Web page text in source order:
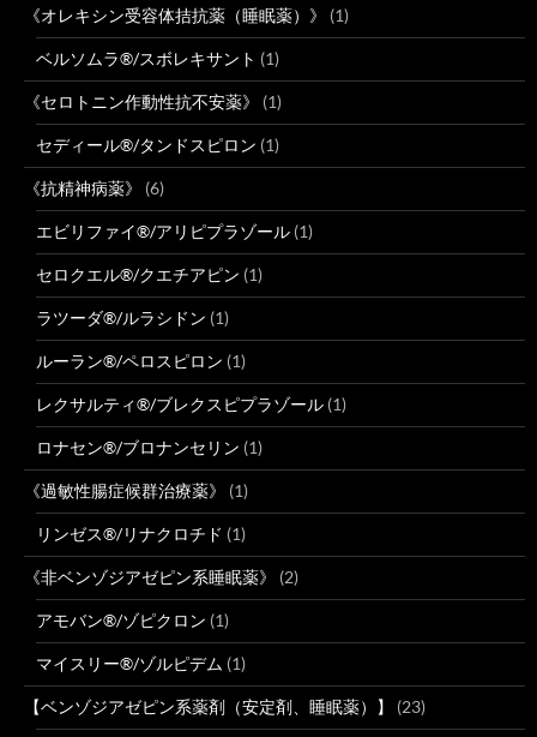
《オレキシン受容体拮抗薬（睡眠薬）》 (1)
ベルソムラ®/スボレキサント (1)
《セロトニン作動性抗不安薬》 (1)
セディール®/タンドスピロン (1)
《抗精神病薬》 (6)
エビリファイ®/アリピプラゾール (1)
セロクエル®/クエチアピン (1)
ラツーダ®/ルラシドン (1)
ルーラン®/ペロスピロン (1)
レクサルティ®/ブレクスピプラゾール (1)
ロナセン®/ブロナンセリン (1)
《過敏性腸症候群治療薬》 (1)
リンゼス®/リナクロチド (1)
《非ベンゾジアゼピン系睡眠薬》 (2)
アモバン®/ゾピクロン (1)
マイスリー®/ゾルピデム (1)
【ベンゾジアゼピン系薬剤（安定剤、睡眠薬）】 (23)